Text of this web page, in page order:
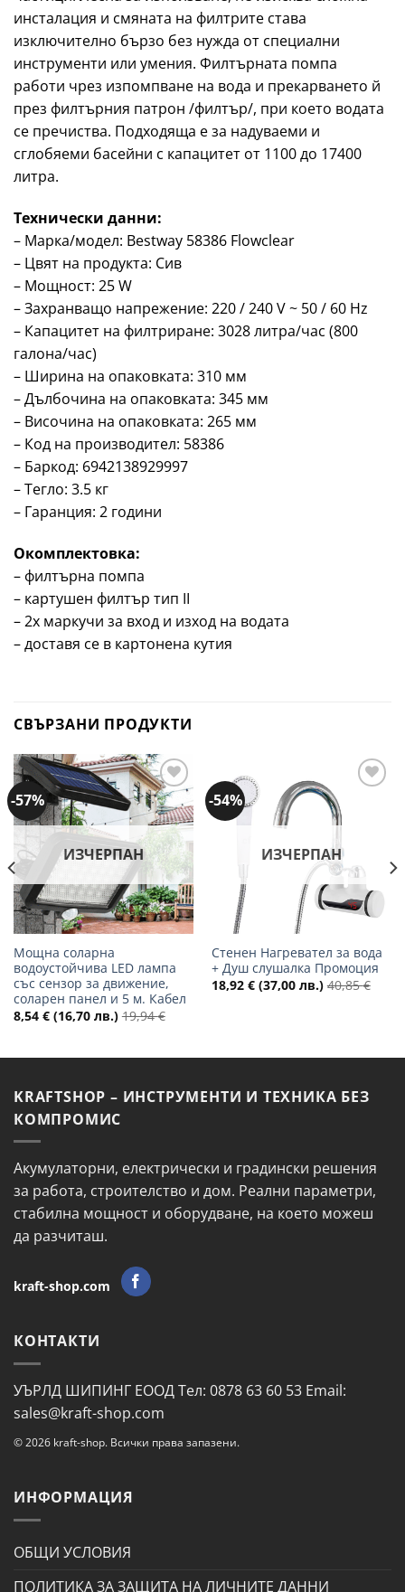
инсталация и смяната на филтрите става
изключително бързо без нужда от специални
инструменти или умения. Филтърната помпа
работи чрез изпомпване на вода и прекарването й
през филтърния патрон /филтър/, при което водата
се пречиства. Подходяща е за надуваеми и
сглобяеми басейни с капацитет от 1100 до 17400
литра.
Технически данни:
– Марка/модел: Bestway 58386 Flowclear
– Цвят на продукта: Сив
– Мощност: 25 W
– Захранващо напрежение: 220 / 240 V ~ 50 / 60 Hz
– Капацитет на филтриране: 3028 литра/час (800
галона/час)
– Ширина на опаковката: 310 мм
– Дълбочина на опаковката: 345 мм
– Височина на опаковката: 265 мм
– Код на производител: 58386
– Баркод: 6942138929997
– Тегло: 3.5 кг
– Гаранция: 2 години
Окомплектовка:
– филтърна помпа
– картушен филтър тип II
– 2х маркучи за вход и изход на водата
– доставя се в картонена кутия
СВЪРЗАНИ ПРОДУКТИ
-57%
Добави
в
желани
ИЗЧЕРПАН
Мощна соларна
водоустойчива LED лампа
със сензор за движение,
соларен панел и 5 м. Кабел
8,54 € (16,70 лв.) 19,94€
-54%
желани
ИЗЧЕРПАН
Стенен Нагревател за вода
+ Душ слушалка Промоция
18,92 € (37,00 лв.) 40,85€
KRAFTSHOP – ИНСТРУМЕНТИ И ТЕХНИКА БЕЗ
КОМПРОМИС
Акумулаторни, електрически и градински решения
за работа, строителство и дом. Реални параметри,
стабилна мощност и оборудване, на което можеш
да разчиташ.
kraft-shop.com
КОНТАКТИ
УЪРЛД ШИПИНГ ЕООД Тел: 0878 63 60 53 Email:
sales@kraft-shop.com
© 2026 kraft-shop. Всички права запазени.
ИНФОРМАЦИЯ
ОБЩИ УСЛОВИЯ
ПОЛИТИКА ЗА ЗАЩИТА НА ЛИЧНИТЕ ДАННИ